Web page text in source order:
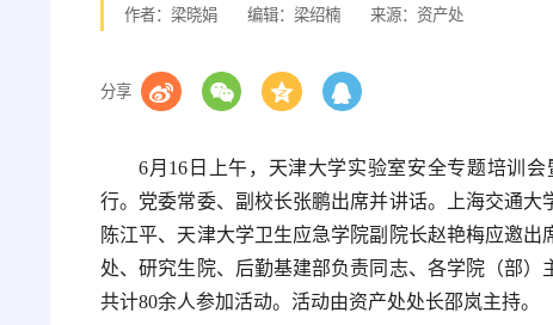
作者：梁晓娟 编辑：梁绍楠 来源：资产处
分享
6月16日上午，天津大学实验室安全专题培训
行。党委常委、副校长张鹏出席并讲话。上海交通
陈江平、天津大学卫生应急学院副院长赵艳梅应邀
处、研究生院、后勤基建部负责同志、各学院（部
共计80余人参加活动。活动由资产处处长邵岚主持。